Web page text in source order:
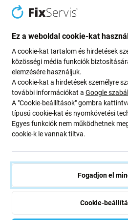
RENDELÉSRE
Samsung
Samsung Galaxy A14 5G
Ez a weboldal cookie-kat
A cookie-kat tartalom és hirdetések
közösségi média funkciók
elemzésére használjuk.
A cookie-kat a hirdetések személyre
további információkat a Google
A "Cookie-beállítások" gombra
típusú cookie-kat és nyomkövetési
Egyes funkciók nem működhetnek
cookie-k le vannak tiltva.
Fogadjon el
Cookie-